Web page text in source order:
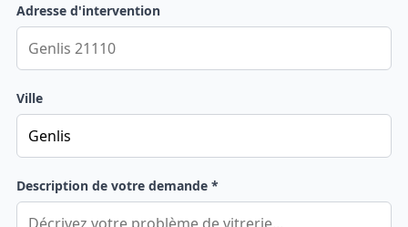
Adresse d'intervention
Ville
Description de votre demande *